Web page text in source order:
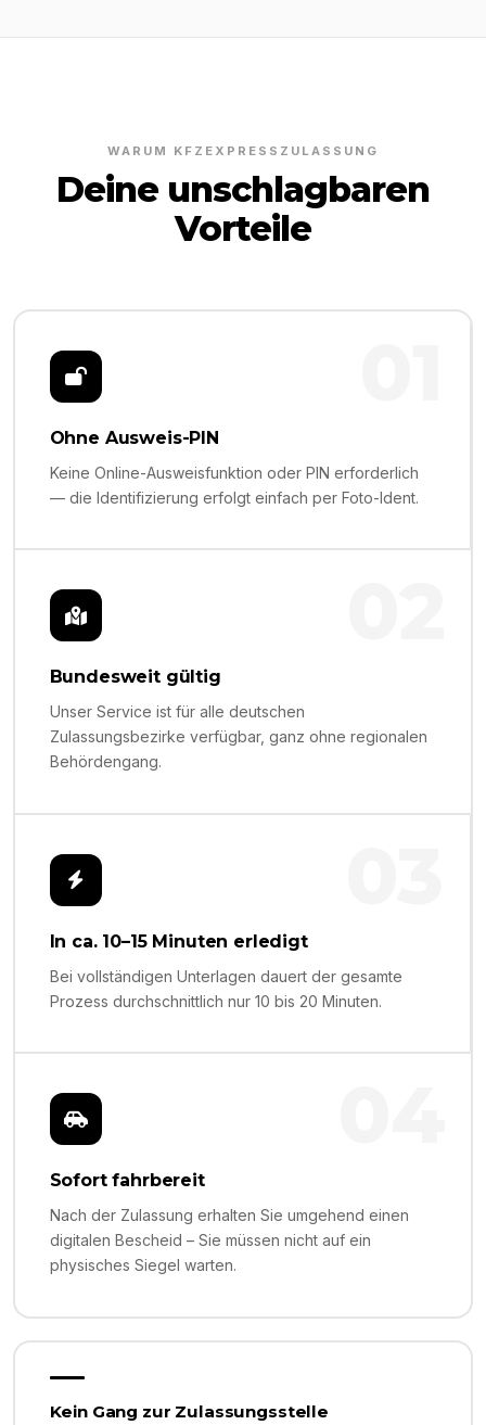
WARUM KFZEXPRESSZULASSUNG
Deine unschlagbaren
Vorteile
Ohne Ausweis-PIN
Keine Online-Ausweisfunktion oder PIN erforderlich
— die Identifizierung erfolgt einfach per Foto-Ident.
Bundesweit gültig
Unser Service ist für alle deutschen
Zulassungsbezirke verfügbar, ganz ohne regionalen
Behördengang.
In ca. 10–15 Minuten erledigt
Bei vollständigen Unterlagen dauert der gesamte
Prozess durchschnittlich nur 10 bis 20 Minuten.
Sofort fahrbereit
Nach der Zulassung erhalten Sie umgehend einen
digitalen Bescheid – Sie müssen nicht auf ein
physisches Siegel warten.
Kein Gang zur Zulassungsstelle